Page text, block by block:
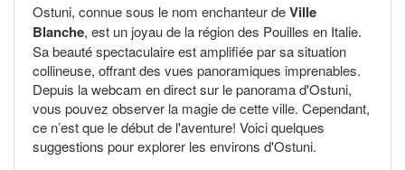
Ostuni, connue sous le nom enchanteur deVille
Blanche, est un joyau de la région des Pouilles en Italie.
Sa beauté spectaculaire est amplifiée par sa situation
collineuse, offrant des vues panoramiques imprenables.
Depuis la webcam en direct sur le panorama d'Ostuni,
vous pouvez observer la magie de cette ville. Cependant,
ce n’est que le début de l'aventure! Voici quelques
suggestions pour explorer les environs d'Ostuni.